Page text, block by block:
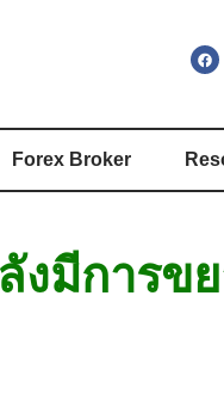
Forex Broker
มีการข